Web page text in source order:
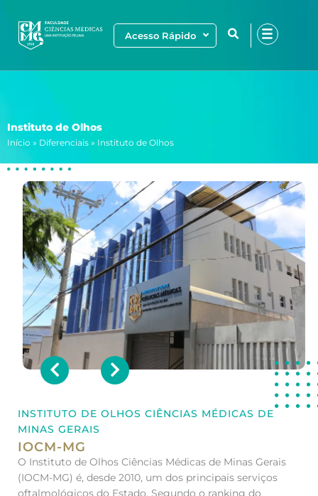
para
Acesso Rápido
Instituto de Olhos
Início » Diferenciais » Instituto de Olhos
INSTITUTO DE OLHOS CIÊNCIAS MÉDICAS DE
MINAS GERAIS
IOCM-MG
O Instituto de Olhos Ciências Médicas de Minas Gerais
(IOCM-MG) é, desde 2010, um dos principais serviços
oftalmológicos do Estado. Segundo o ranking do